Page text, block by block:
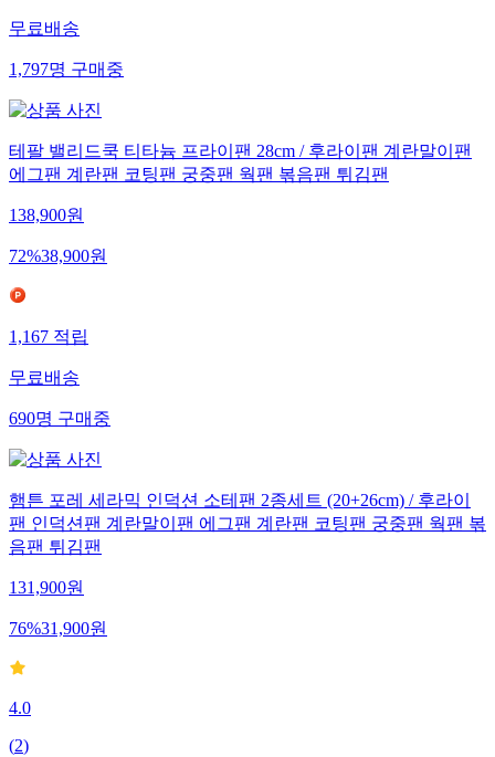
무료배송
1,797명 구매중
테팔 밸리드쿡 티타늄 프라이팬 28cm / 후라이팬 계란말이팬
에그팬 계란팬 코팅팬 궁중팬 웍팬 볶음팬 튀김팬
138,900원
72%38,900원
1,167 적립
무료배송
690명 구매중
햄튼 포레 세라믹 인덕션 소테팬 2종세트 (20+26cm) / 후라이
팬 인덕션팬 계란말이팬 에그팬 계란팬 코팅팬 궁중팬 웍팬 볶
음팬 튀김팬
131,900원
76%31,900원
4.0
(2)